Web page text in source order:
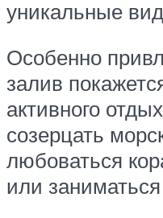
уникальные
Особенно
залив
активного
созерцать
любоваться
или